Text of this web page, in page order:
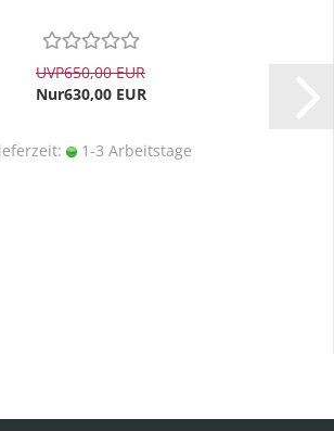
UVP650,00 EUR
Nur630,00 EUR
1-3 Arbeitstage